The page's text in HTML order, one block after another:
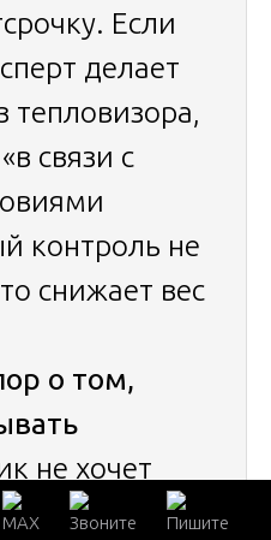
Если
делает
тепловизора,
связи с
контроль не
снижает вес
о том,
не хочет
подрядчик